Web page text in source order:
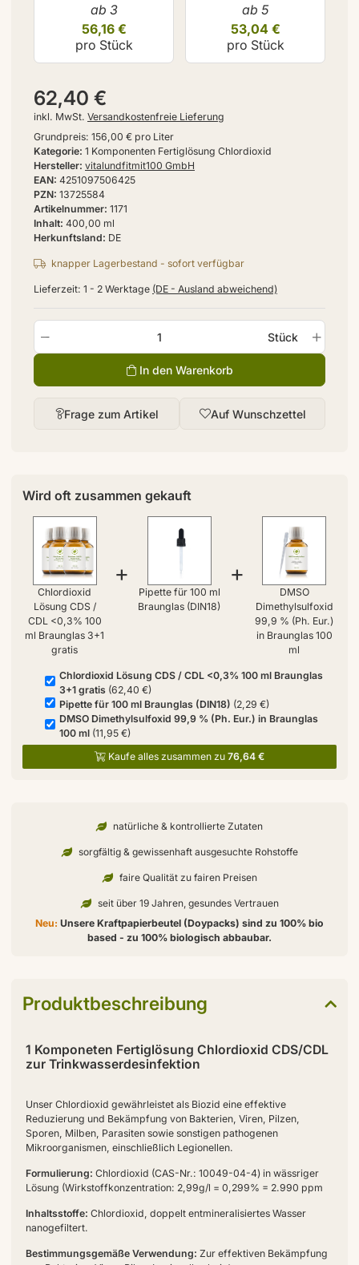
Inhalt 400,00 ml
Hersteller vitalundfitmit100 GmbH
Artikelnummer 1171
PZN 13725584
EAN 4251097506425
Herkunftsland DE
Kategorie 1 Komponenten Fertiglösung Chlordioxid
62,40 €
inkl. MwSt. Versandkostenfreie Lieferung
Grundpreis: 156,00 € pro Liter
Frage zum Artikel Auf Wunschzettel
Stück
In den Warenkorb
knapper Lagerbestand - sofort verfügbar
Lieferzeit: 1 - 2 Werktage (DE - Ausland abweichend)
ab 3
56,16 €
pro Stück
ab 5
53,04 €
pro Stück
Wird oft zusammen gekauft
Chlordioxid
Lösung CDS /
CDL <0,3% 100
ml Braunglas 3+1
gratis
+
Pipette für 100 ml
Braunglas (DIN18)
+
DMSO
Dimethylsulfoxid
99,9 % (Ph. Eur.)
in Braunglas 100
ml
Chlordioxid Lösung CDS / CDL <0,3% 100 ml Braunglas
3+1 gratis(62,40 €)
Pipette für 100 ml Braunglas (DIN18) (2,29 €)
DMSO Dimethylsulfoxid 99,9 % (Ph. Eur.) in Braunglas
100 ml(11,95 €)
Kaufe alles zusammen zu 76,64 €
natürliche & kontrollierte Zutaten
sorgfältig & gewissenhaft ausgesuchte Rohstoffe
faire Qualität zu fairen Preisen
seit über 19 Jahren, gesundes Vertrauen
Neu: Unsere Kraftpapierbeutel (Doypacks) sind zu 100% bio
based - zu 100% biologisch abbaubar.
Produktbeschreibung
1 Komponeten Fertiglösung Chlordioxid CDS/CDL
zur Trinkwasserdesinfektion
Unser Chlordioxid gewährleistet als Biozid eine effektive
Reduzierung und Bekämpfung von Bakterien, Viren, Pilzen,
Sporen, Milben, Parasiten sowie sonstigen pathogenen
Mikroorganismen, einschließlich Legionellen.
Formulierung: Chlordioxid (CAS-Nr.: 10049-04-4) in wässriger
Lösung (Wirkstoffkonzentration: 2,99g/l = 0,299% = 2.990 ppm
Inhaltsstoffe: Chlordioxid, doppelt entmineralisiertes Wasser
nanogefiltert.
Bestimmungsgemäße Verwendung: Zur effektiven Bekämpfung